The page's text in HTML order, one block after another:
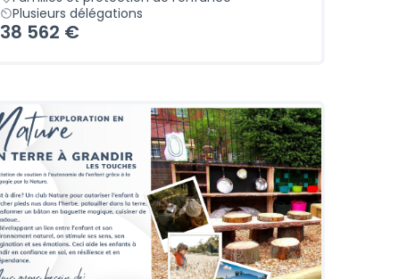
Plusieurs délégations
38 562 €